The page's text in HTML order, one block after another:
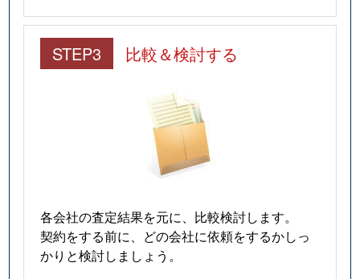
STEP3 比較＆検討する
各会社の査定結果を元に、比較検討します。
契約をする前に、どの会社に依頼をするかしっ
かりと検討しましょう。